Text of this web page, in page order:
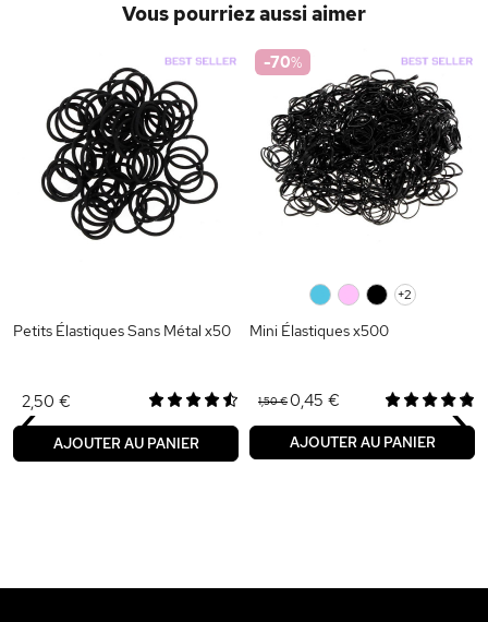
Vous pourriez aussi aimer
Petits Élastiques Sans Métal x50
2,50 €
AJOUTER AU PANIER
-70%
+2
Mini Élastiques x500
1,50 €0,45 €
AJOUTER AU PANIER
‹ ›